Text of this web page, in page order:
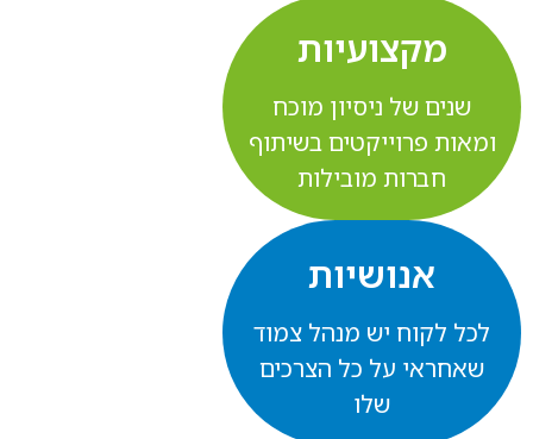
מקצועיות
שנים של ניסיון מוכח
ומאות פרוייקטים בשיתוף
חברות מובילות
אנושיות
לכל לקוח יש מנהל צמוד
שאחראי על כל הצרכים
שלו